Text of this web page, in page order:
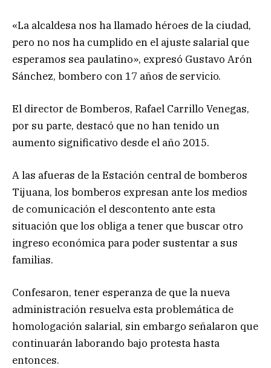
«La alcaldesa nos ha llamado héroes de la ciudad,
pero no nos ha cumplido en el ajuste salarial que
esperamos sea paulatino», expresó Gustavo Arón
Sánchez, bombero con 17 años de servicio.
El director de Bomberos, Rafael Carrillo Venegas,
por su parte, destacó que no han tenido un
aumento significativo desde el año 2015.
A las afueras de la Estación central de bomberos
Tijuana, los bomberos expresan ante los medios
de comunicación el descontento ante esta
situación que los obliga a tener que buscar otro
ingreso económica para poder sustentar a sus
familias.
Confesaron, tener esperanza de que la nueva
administración resuelva esta problemática de
homologación salarial, sin embargo señalaron que
continuarán laborando bajo protesta hasta
entonces.